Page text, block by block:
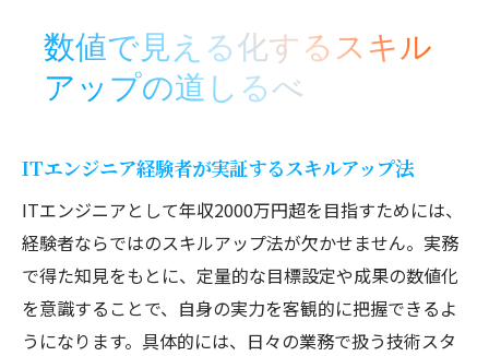
数値で見える化するスキル
アップの道しるべ
ITエンジニア経験者が実証するスキルアップ法
ITエンジニアとして年収2000万円超を目指すためには、
経験者ならではのスキルアップ法が欠かせません。実務
で得た知見をもとに、定量的な目標設定や成果の数値化
を意識することで、自身の実力を客観的に把握できるよ
うになります。具体的には、日々の業務で扱う技術スタ